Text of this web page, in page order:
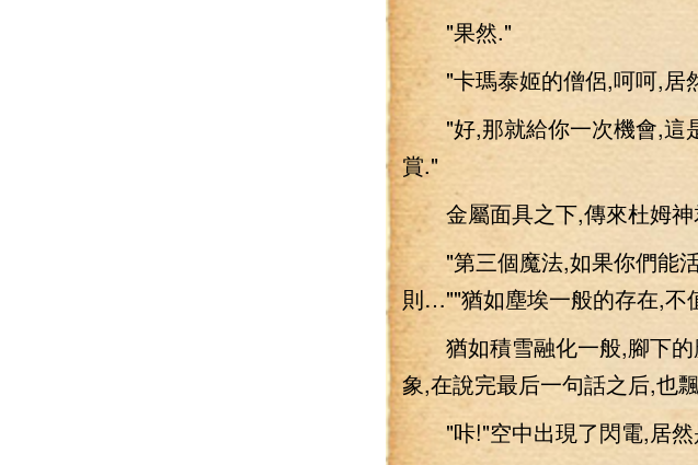
"果然."
"卡瑪泰姬的僧侶,呵呵,居
"好,那就給你一次機會,這
賞."
金屬面具之下,傳來杜姆神
"第三個魔法,如果你們能活
則…""猶如塵埃一般的存在,不
猶如積雪融化一般,腳下的
象,在說完最后一句話之后,也
"咔!"空中出現了閃電,居然